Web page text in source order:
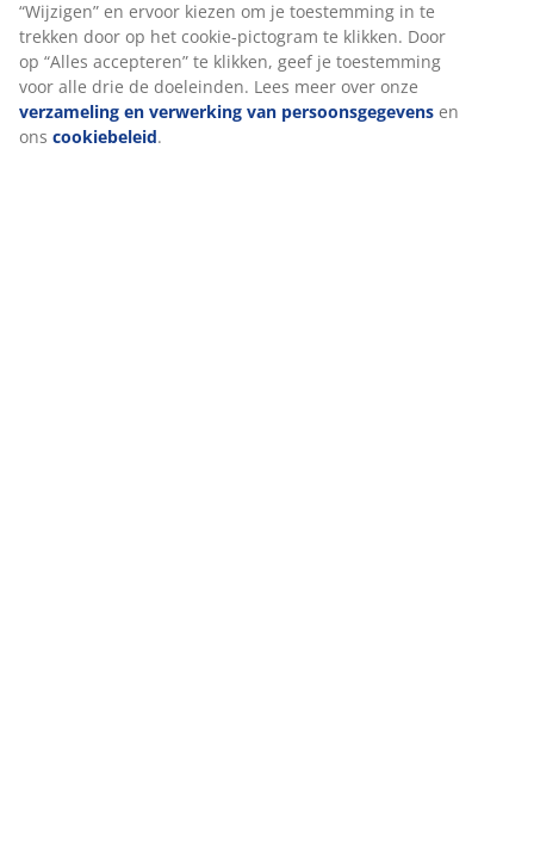
1 kamer
Een kussen met 1 kamer is zo ontworpen dat het zowel
vormbaar is als gemakkelijk weer in vorm kan worden
geschud. Dankzij de opstaande rand biedt het kussen
gelijkmatige ondersteuning.